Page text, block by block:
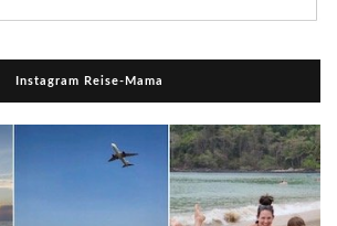
Instagram Reise-Mama